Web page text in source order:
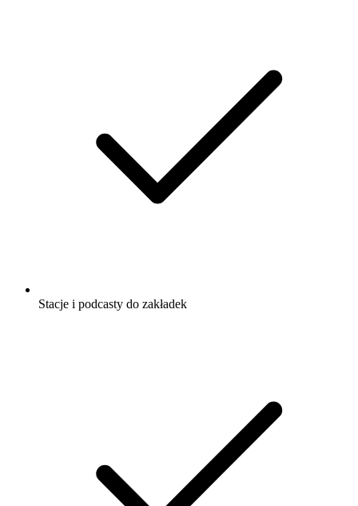
Stacje i podcasty do zakładek